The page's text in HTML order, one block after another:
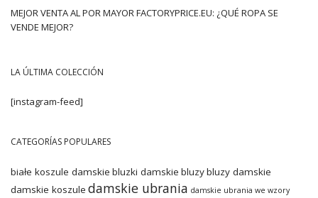
MEJOR VENTA AL POR MAYOR FACTORYPRICE.EU: ¿QUÉ ROPA SE
VENDE MEJOR?
LA ÚLTIMA COLECCIÓN
[instagram-feed]
CATEGORÍAS POPULARES
białe koszule damskie bluzki damskie bluzybluzy damskie
damskie koszule damskie ubrania damskie ubrania we wzory